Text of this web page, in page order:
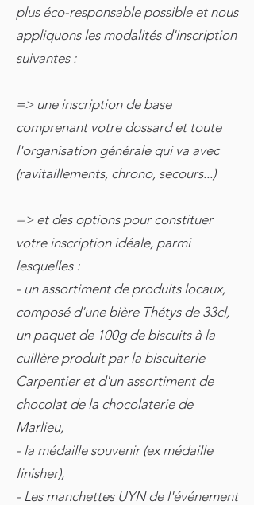
plus éco-responsable possible et nous
appliquons les modalités d'inscription
suivantes :
=> une inscription de base
comprenant votre dossard et toute
l'organisation générale qui va avec
(ravitaillements, chrono, secours...)
=> et des options pour constituer
votre inscription idéale, parmi
lesquelles :
- un assortiment de produits locaux,
composé d'une bière Thétys de 33cl,
un paquet de 100g de biscuits à la
cuillère produit par la biscuiterie
Carpentier et d'un assortiment de
chocolat de la chocolaterie de
Marlieu,
- la médaille souvenir (ex médaille
finisher),
- Les manchettes UYN de l'événement